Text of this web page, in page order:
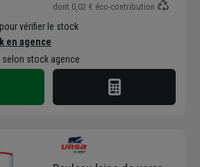
dont 0,02 € éco-contribution
vérifier le stock
en agence
selon stock agence